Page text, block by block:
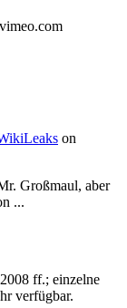
on
Großmaul, aber
...
ff.; einzelne
verfügbar.